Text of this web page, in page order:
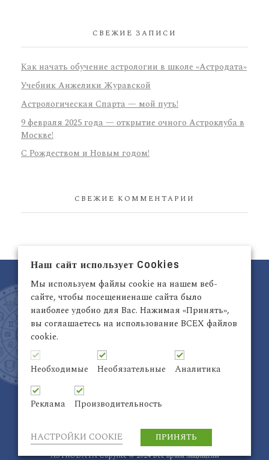
СВЕЖИЕ ЗАПИСИ
Как начать обучение астрологии в школе «Астродата»
Учебник Анжелики Журавской
Астрологическая Спарта — мой путь!
9 февраля 2025 года — открытие очного Астроклуба в
Москве!
С Рождеством и Новым годом!
СВЕЖИЕ КОММЕНТАРИИ
Латвия, Рига,
Электронный адрес:
info@astrodata.lv
ASTRODATA Copyrite © 2021 | Designed by
Inter@ktiv
ASTRODATA Copyrite © 2024 Все права защищены
Наш сайт использует Cookies
Мы используем файлы cookie на нашем веб-
сайте, чтобы посещениенаше сайта было
наиболее удобно для Вас. Нажимая «Принять»,
вы соглашаетесь на использование ВСЕХ файлов
cookie.
Необходимые Необязательные Аналитика
Реклама Производительность
НАСТРОЙКИ COOKIE ПРИНЯТЬ